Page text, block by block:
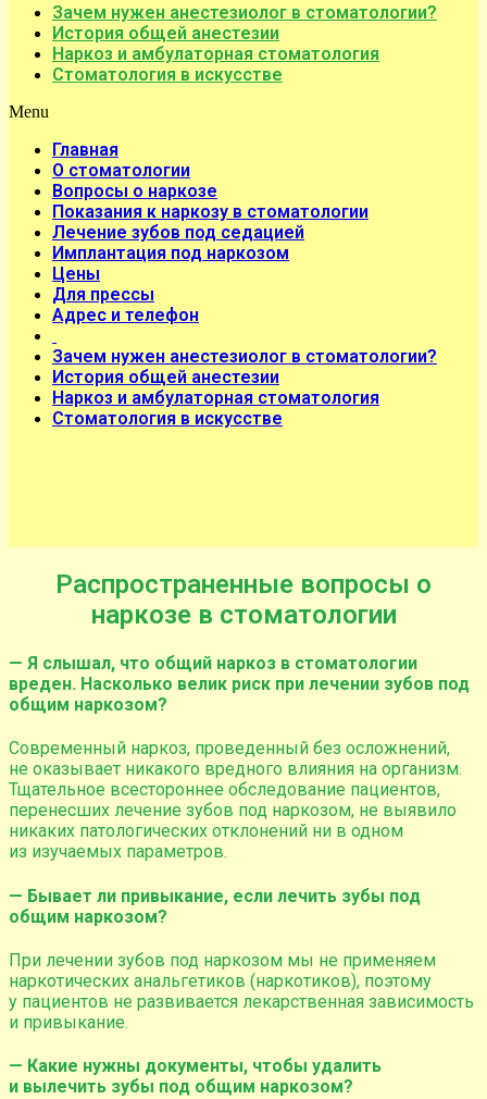
Зачем нужен анестезиолог в стоматологии?
История общей анестезии
Наркоз и амбулаторная стоматология
Стоматология в искусстве
Menu
Главная
О стоматологии
Вопросы о наркозе
Показания к наркозу в стоматологии
Лечение зубов под седацией
Имплантация под наркозом
Цены
Для прессы
Адрес и телефон
Зачем нужен анестезиолог в стоматологии?
История общей анестезии
Наркоз и амбулаторная стоматология
Стоматология в искусстве
Распространенные вопросы о
наркозе в стоматологии
— Я слышал, что общий наркоз в стоматологии
вреден. Насколько велик риск при лечении зубов под
общим наркозом?
Современный наркоз, проведенный без осложнений,
не оказывает никакого вредного влияния на организм.
Тщательное всестороннее обследование пациентов,
перенесших лечение зубов под наркозом, не выявило
никаких патологических отклонений ни в одном
из изучаемых параметров.
— Бывает ли привыкание, если лечить зубы под
общим наркозом?
При лечении зубов под наркозом мы не применяем
наркотических анальгетиков (наркотиков), поэтому
у пациентов не развивается лекарственная зависимость
и привыкание.
— Какие нужны документы, чтобы удалить
и вылечить зубы под общим наркозом?